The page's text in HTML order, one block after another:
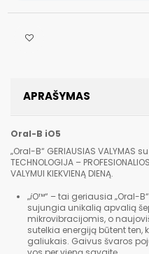
APRAŠYMAS
Oral-B iO5
„Oral-B“ GERIAUSIAS VALYMAS su
TECHNOLOGIJA –
VALYMUI KIEKVIENĄ DIENĄ.
„iO™“ – tai geriausia „Oral-
sujungia unikalią apvalią
mikrovibracijomis, o
sutelkia energiją būtent ten,
galiukais. Gaivus švaros